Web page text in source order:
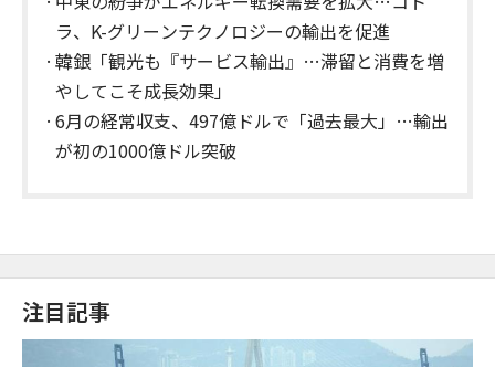
ラ、K-グリーンテクノロジーの輸出を促進
韓銀「観光も『サービス輸出』…滞留と消費を増
やしてこそ成長効果」
6月の経常収支、497億ドルで「過去最大」…輸出
が初の1000億ドル突破
注目記事